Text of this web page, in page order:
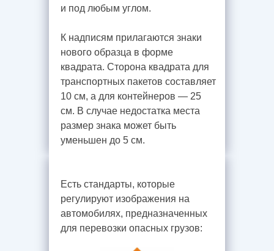
и под любым углом.
К надписям прилагаются знаки
нового образца в форме
квадрата. Сторона квадрата для
транспортных пакетов составляет
10 см, а для контейнеров — 25
см. В случае недостатка места
размер знака может быть
уменьшен до 5 см.
Есть стандарты, которые
регулируют изображения на
автомобилях, предназначенных
для перевозки опасных грузов: